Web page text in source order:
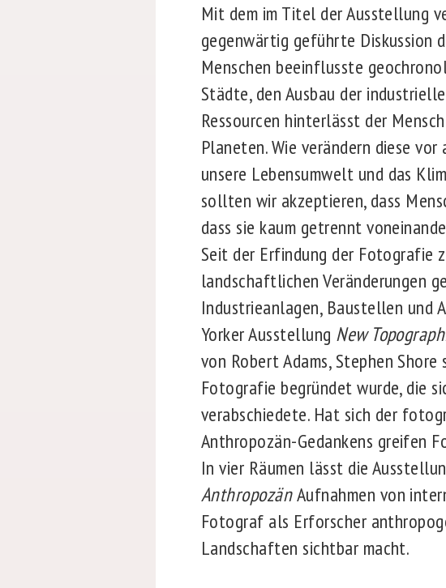
Mit dem im Titel der Ausstellung
gegenwärtig geführte Diskussion
Menschen beeinflusste
Städte, den Ausbau der
Ressourcen hinterlässt der
Planeten. Wie verändern diese
unsere Lebensumwelt und das
sollten wir akzeptieren, dass
dass sie kaum getrennt
Seit der Erfindung der Fotografie
landschaftlichen Veränderungen
Industrieanlagen, Baustellen und
Yorker Ausstellung New
von Robert Adams, Stephen
Fotografie begründet wurde, die
verabschiedete. Hat sich der
Anthropozän-Gedankens greifen
In vier Räumen lässt die
AnthropozänAufnahmen von
Fotograf als Erforscher
Landschaften sichtbar macht.